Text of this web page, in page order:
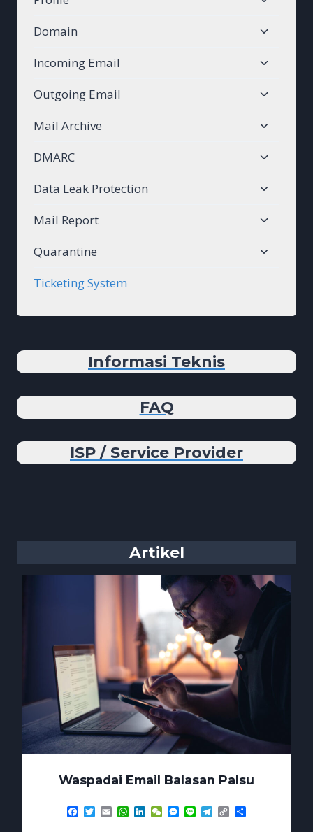
menu
Domain
Toggle
menu
Incoming Email
Toggle
menu
Outgoing Email
Toggle
menu
Mail Archive
Toggle
menu
DMARC
Toggle
menu
Data Leak Protection
Toggle
menu
Mail Report
Toggle
menu
Quarantine
Toggle
Ticketing System
Informasi Teknis
FAQ
ISP / Service Provider
Artikel
Waspadai Email Balasan Palsu
Facebook
TwitterEmailWhatsApp
LinkedIn
WeChatMessenger
Line Telegram
Copy
Link